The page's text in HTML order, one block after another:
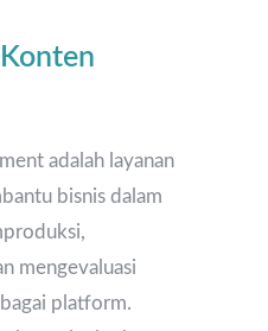
adalah layanan
bisnis dalam
mengevaluasi
platform.